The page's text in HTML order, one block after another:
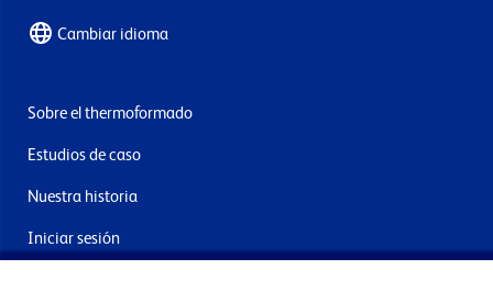
Cambiar idioma
Sobre el thermoformado
Estudios de caso
Nuestra historia
Iniciar sesión